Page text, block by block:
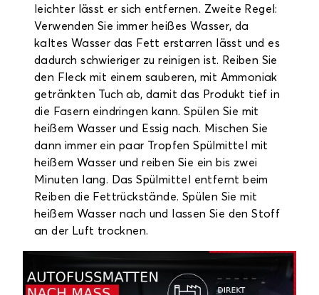
leichter lässt er sich entfernen. Zweite Regel:
Verwenden Sie immer heißes Wasser, da
kaltes Wasser das Fett erstarren lässt und es
dadurch schwieriger zu reinigen ist. Reiben Sie
den Fleck mit einem sauberen, mit Ammoniak
getränkten Tuch ab, damit das Produkt tief in
die Fasern eindringen kann. Spülen Sie mit
heißem Wasser und Essig nach. Mischen Sie
dann immer ein paar Tropfen Spülmittel mit
heißem Wasser und reiben Sie ein bis zwei
Minuten lang. Das Spülmittel entfernt beim
Reiben die Fettrückstände. Spülen Sie mit
heißem Wasser nach und lassen Sie den Stoff
an der Luft trocknen.